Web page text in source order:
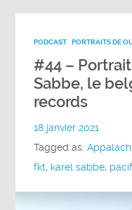
PODCAST PORTRAITS DE
#44 –
Sabbe, le
records
18 janvier 2021
Tagged as:
fkt, karel sabbe,